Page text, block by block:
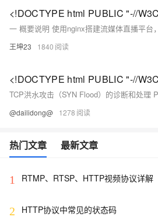
王坤23 1840
@dailidong@ 1278
热门文章 最新文章
1
RTMP、RTSP、HTTP视频协议详解
2 HTTP协议中常见的状态码